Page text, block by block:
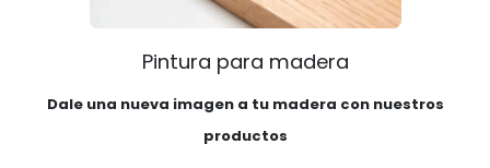
Pintura para madera
Dale una nueva imagen a tu madera con nuestros
productos